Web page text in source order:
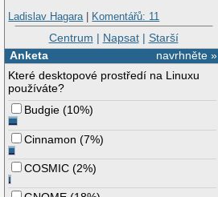
Ladislav Hagara| Komentářů: 11
Centrum | Napsat| Starší
navrhněte »
Anketa
Které desktopové prostředí na Linuxu
používáte?
Budgie (10%)
Cinnamon (7%)
COSMIC (2%)